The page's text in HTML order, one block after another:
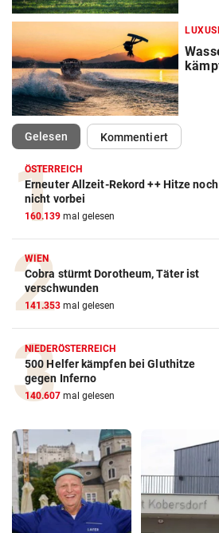
Gelesen(ausgewählt)Kommentiert
ÖSTERREICH
Erneuter Allzeit-Rekord ++ Hitze noch
nicht vorbei
160.139 mal gelesen
WIEN
Cobra stürmt Dorotheum, Täter ist
verschwunden
141.353 mal gelesen
NIEDERÖSTERREICH
500 Helfer kämpfen bei Gluthitze
gegen Inferno
140.607 mal gelesen